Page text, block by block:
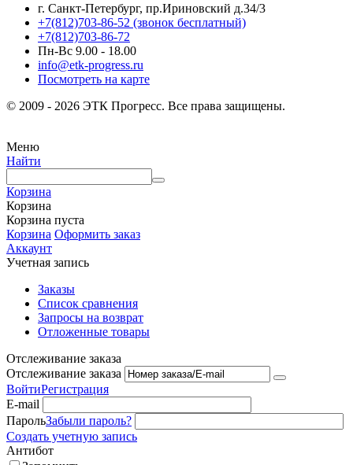
г. Санкт-Петербург, пр.Ириновский д.34/3
+7(812)703-86-52 (звонок бесплатный)
+7(812)703-86-72
Пн-Вс 9.00 - 18.00
info@etk-progress.ru
Посмотреть на карте
© 2009 - 2026 ЭТК Прогресс. Все права защищены.
Меню
Найти
Корзина
Корзина
Корзина пуста
Корзина Оформить заказ
Аккаунт
Учетная запись
Заказы
Список сравнения
Запросы на возврат
Отложенные товары
Отслеживание заказа
Отслеживание заказа
ВойтиРегистрация
E-mail
ПарольЗабыли пароль?
Создать учетную запись
Антибот